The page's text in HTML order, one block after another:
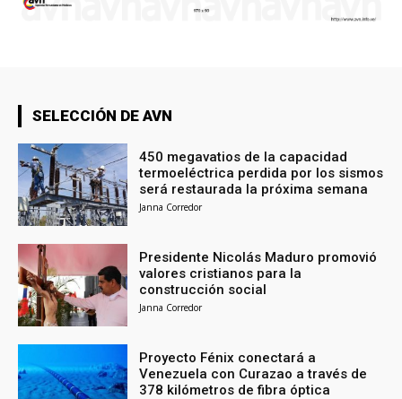
SELECCIÓN DE AVN
450 megavatios de la capacidad
termoeléctrica perdida por los sismos
será restaurada la próxima semana
Janna Corredor
Presidente Nicolás Maduro promovió
valores cristianos para la
construcción social
Janna Corredor
Proyecto Fénix conectará a
Venezuela con Curazao a través de
378 kilómetros de fibra óptica